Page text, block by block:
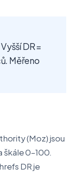
DR =
Měřeno
(Moz) jsou
0–100.
DR je